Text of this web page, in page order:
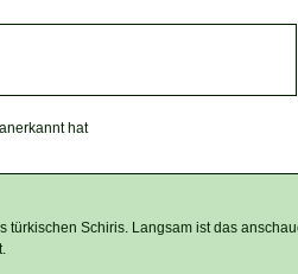
hat
Schiris. Langsam ist das